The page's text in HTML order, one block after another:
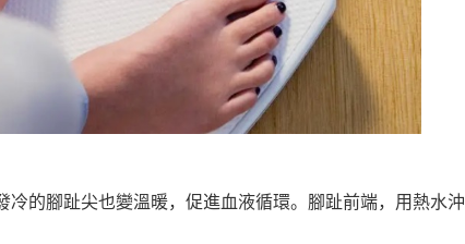
的腳趾尖也變溫暖，促進血液循環。腳趾前端，用熱水沖